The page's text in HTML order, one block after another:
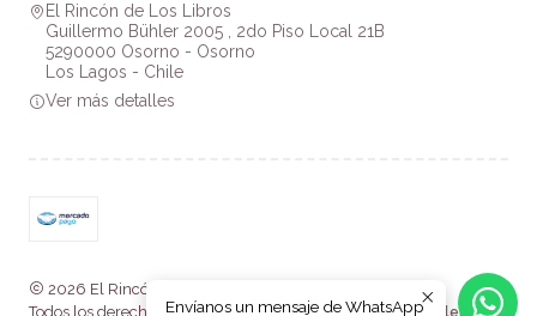
El Rincón de Los Libros
Guillermo Bühler 2005 , 2do Piso Local 21B
5290000 Osorno - Osorno
Los Lagos - Chile
Ver más detalles
2026 El Rincón de Los Libros .
Todos los derechos reservados.Desarrollado por Jumpseller
Envíanos un mensaje de WhatsApp